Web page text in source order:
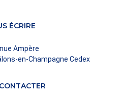
ÉCRIRE
Ampère
en-Champagne Cedex